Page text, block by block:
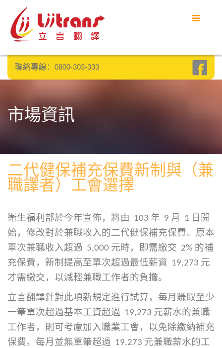
聯絡專線：0800-303-333
市場資訊
二代健保補充保費新制與（兼
職譯者）工會選擇
衛生福利部於今年宣佈，將由 103 年 9 月 1 日開
始，修改對於兼職收入的二代健保補充保費。原本
單次兼職收入超過 5,000 元時，即需繳交 2% 的補
充保費，新制提高至單次超過最低薪資 19,273 元
才需繳交，以減輕兼職工作者的負擔。
立言翻譯針對此項新規定進行試算，每月賺取至少
一筆單次超過基本工資超過 19,273 元薪水的兼職
工作者，則可考慮加入職業工會，以免除繳納補充
保費。每月並無單筆超過 19,273 元兼職薪水的工